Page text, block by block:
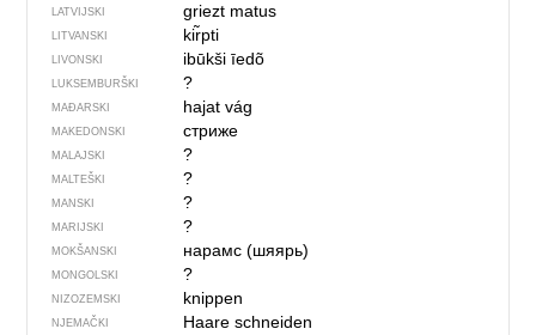
LATVIJSKI griezt matus
LITVANSKI kir̃pti
LIVONSKI ibūkši īedõ
LUKSEMBURŠKI ?
MAĐARSKI hajat vág
MAKEDONSKI стриже
MALAJSKI ?
MALTEŠKI ?
MANSKI ?
MARIJSKI ?
MOKŠANSKI нарамс (шяярь)
MONGOLSKI ?
NIZOZEMSKI knippen
NJEMAČKI Haare schneiden